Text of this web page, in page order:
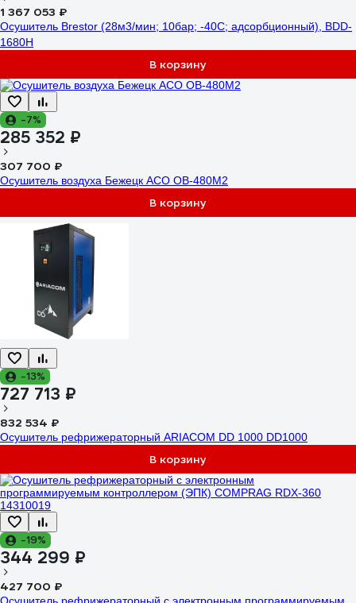
1 367 053 ₽
Осушитель Brestor (28м3/мин; 10бар; -40С; адсорбционный), BDD-
1680H
В корзину
-7%
285 352 ₽
307 700 ₽
Осушитель воздуха Бежецк АСО ОВ-480М2
В корзину
-13%
727 713 ₽
832 534 ₽
Осушитель рефрижераторный ARIACOM DD 1000 DD1000
В корзину
-19%
344 299 ₽
427 700 ₽